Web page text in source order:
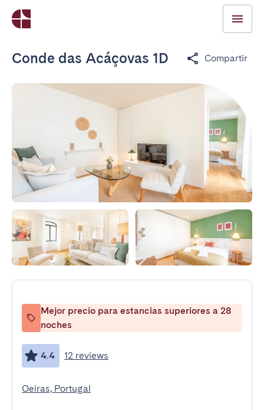
Conde das Acáçovas 1D Compartir
Mejor precio para estancias superiores a 28
noches
4.4 12 reviews
Oeiras, Portugal